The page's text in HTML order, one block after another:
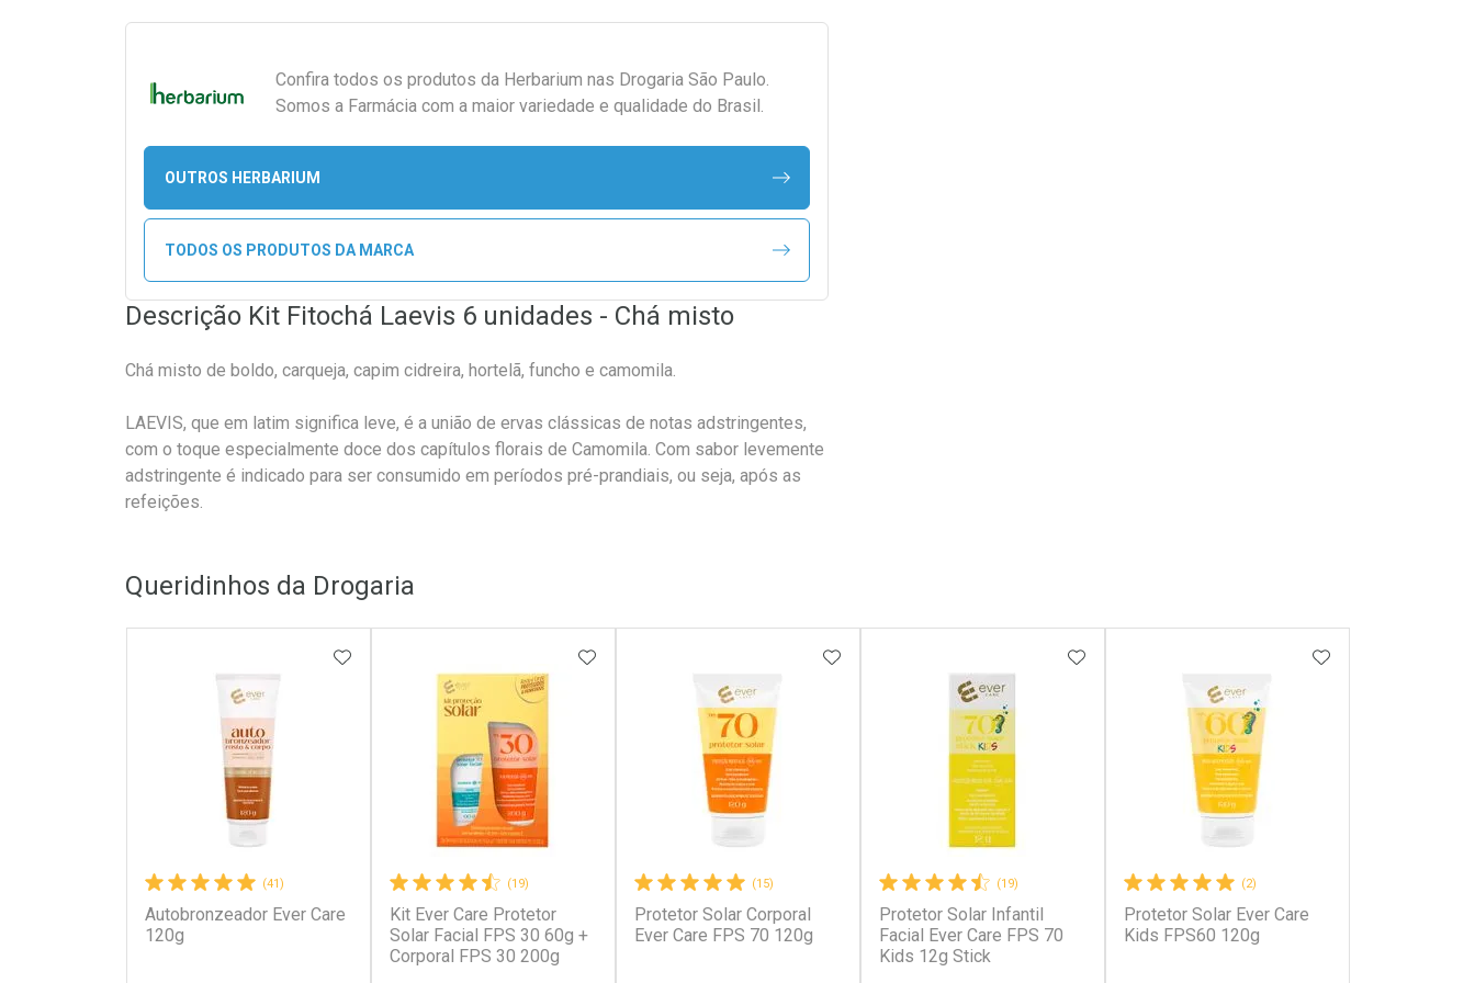
Confira todos os produtos da Herbarium nas Drogaria São Paulo.
Somos a Farmácia com a maior variedade e qualidade do Brasil.
OUTROS HERBARIUM
TODOS OS PRODUTOS DA MARCA
Descrição Kit Fitochá Laevis 6 unidades - Chá misto
Chá misto de boldo, carqueja, capim cidreira, hortelã, funcho e camomila.
LAEVIS, que em latim significa leve, é a união de ervas clássicas de notas adstringentes,
com o toque especialmente doce dos capítulos florais de Camomila. Com sabor levemente
adstringente é indicado para ser consumido em períodos pré-prandiais, ou seja, após as
refeições.
Queridinhos da Drogaria
(41)
Autobronzeador Ever Care
120g
ADICIONAR AOS FAVORITOS
(19)
Kit Ever Care Protetor
Solar Facial FPS 30 60g +
Corporal FPS 30 200g
ADICIONAR AOS FAVORITOS
(15)
Protetor Solar Corporal
Ever Care FPS 70 120g
ADICIONAR AOS FAVORITOS
(19)
Protetor Solar Infantil
Facial Ever Care FPS 70
Kids 12g Stick
ADICIONAR AOS FAVORITOS
(2)
Protetor Solar Ever Care
Kids FPS60 120g
ADICIONAR AOS